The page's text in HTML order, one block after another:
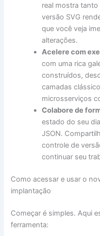
real mostra
versão SVG
que você veja
alterações.
Acelere com
com uma rica
construídos,
camadas
microsserviços
Colabore de
estado do seu
JSON.
controle de
continuar seu
Como acessar e usar o
implantação
Começar é simples. Aqui
ferramenta: